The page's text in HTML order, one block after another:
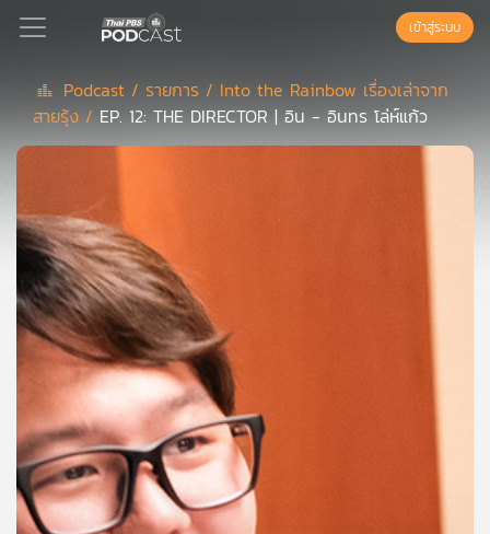
Podcast
ย์
ลิ
แนะนำ
สต์
ของ
คุณ
เข้าสู่ระบบ
Podcast / รายการ / Into the Rainbow เรื่องเล่าจาก
สายรุ้ง / EP. 12: THE DIRECTOR | อิน - อินทร โล่ห์แก้ว